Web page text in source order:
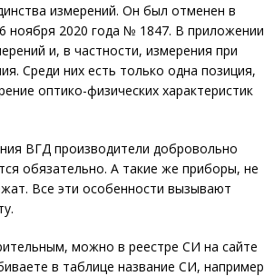
измерений. Он был отменен в
ноября 2020 года № 1847. В приложении
и, в частности, измерения при
Среди них есть только одна позиция,
оптико-физических характеристик
ВГД производители добровольно
обязательно. А такие же приборы, не
Все эти особенности вызывают
можно в реестре СИ на сайте
в таблице название СИ, например